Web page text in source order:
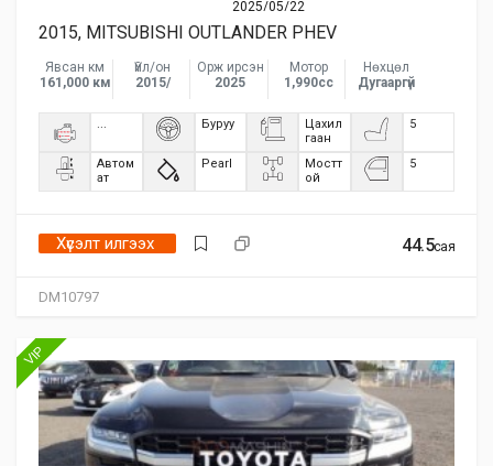
2025/05/22
DM10797
2015, MITSUBISHI OUTLANDER PHEV
Явсан км
161,000 км
Үйл/он
2015/
Орж ирсэн
2025
Мотор
1,990сс
Нөхцөл
Дугааргүй
... Буруу
Цахил
гаан
5
Автом
ат
Pearl
Мостт
ой
5
44.5сая
Хүсэлт илгээх
VIP